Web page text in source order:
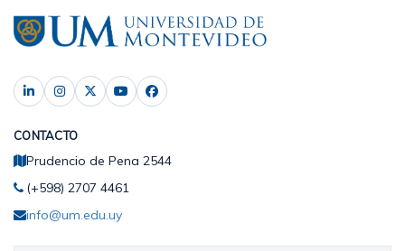
CONTACTO
Prudencio de Pena 2544
(+598) 2707 4461
info@um.edu.uy